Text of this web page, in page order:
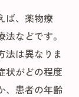
ば、薬物療
などです。
法は異なりま
状がどの程度
、患者の年齢